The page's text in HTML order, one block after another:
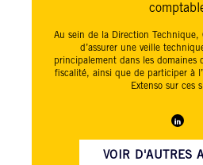
Au sein de la Direction Technique,
d’assurer une veille
principalement dans les domaines
fiscalité, ainsi que de participer à
Extensosur ces
VOIR D'AUTRES